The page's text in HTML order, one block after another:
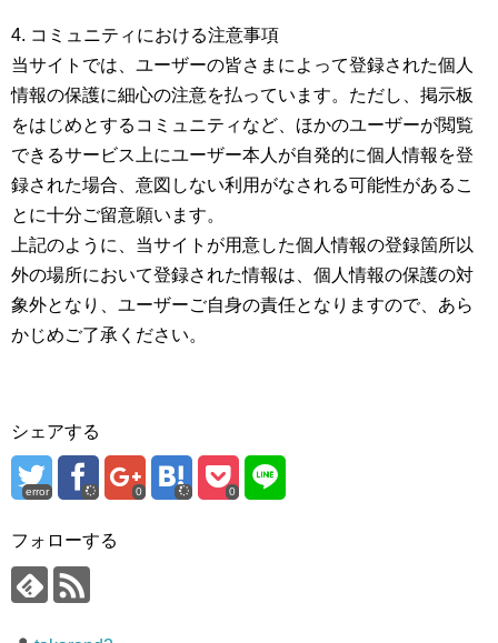
4. コミュニティにおける注意事項
当サイトでは、ユーザーの皆さまによって登録された個人
情報の保護に細心の注意を払っています。ただし、掲示板
をはじめとするコミュニティなど、ほかのユーザーが閲覧
できるサービス上にユーザー本人が自発的に個人情報を登
録された場合、意図しない利用がなされる可能性があるこ
とに十分ご留意願います。
上記のように、当サイトが用意した個人情報の登録箇所以
外の場所において登録された情報は、個人情報の保護の対
象外となり、ユーザーご自身の責任となりますので、あら
かじめご了承ください。
シェアする
error 0 0
フォローする